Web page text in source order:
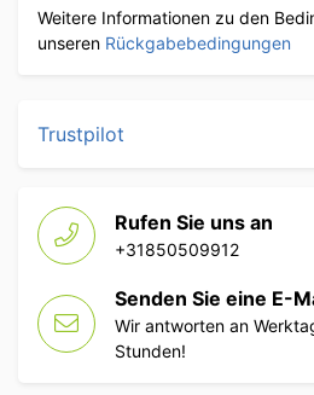
Weitere Informationen zu den
unseren Rückgabebedingungen
Trustpilot
Rufen Sie uns an
+31850509912
Senden Sie eine E-
Wir antworten an
Stunden!